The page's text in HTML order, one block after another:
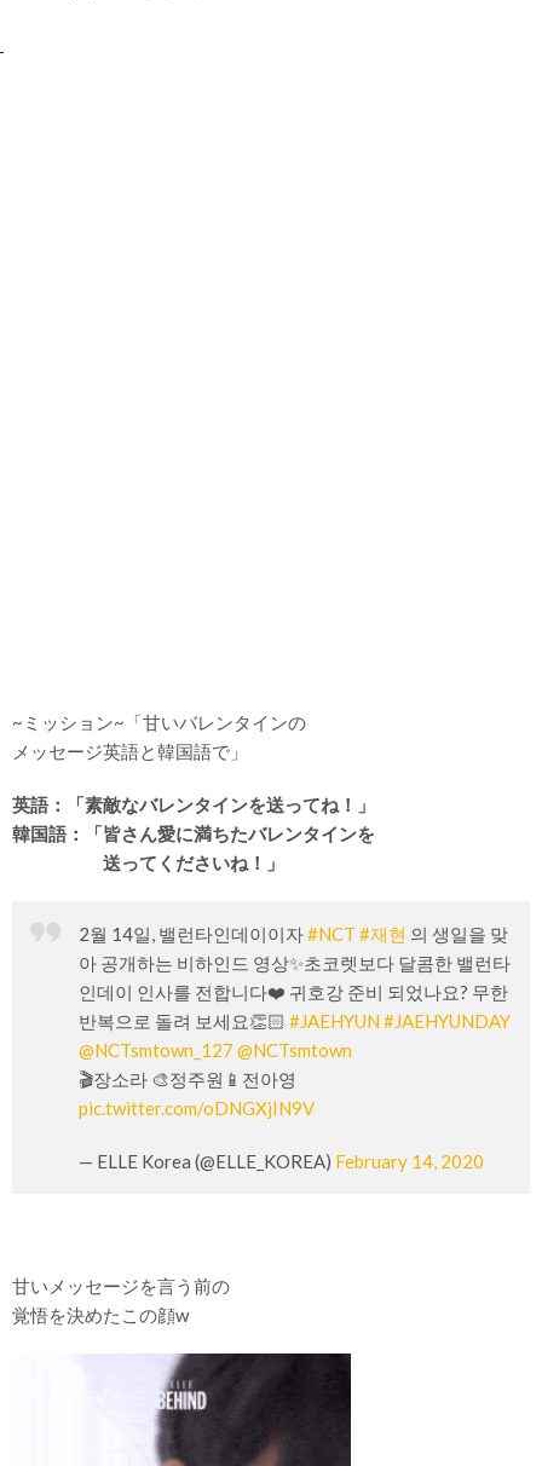
~ミッション~「甘いバレンタインの
メッセージ英語と韓国語で」
英語：「素敵なバレンタインを送ってね！」
韓国語：「皆さん愛に満ちたバレンタインを
送ってくださいね！」
2월 14일, 밸런타인데이이자#NCT #재현 의 생일을 맞
아 공개하는 비하인드 영상✨초코렛보다 달콤한 밸런타
인데이 인사를 전합니다❤️ 귀호강 준비 되었나요? 무한
반복으로 돌려 보세요👏🏻 #JAEHYUN #JAEHYUNDAY
@NCTsmtown_127 @NCTsmtown
🎬장소라 🎨정주원📱전아영
pic.twitter.com/oDNGXjIN9V
— ELLE Korea (@ELLE_KOREA) February 14, 2020
甘いメッセージを言う前の
覚悟を決めたこの顔w